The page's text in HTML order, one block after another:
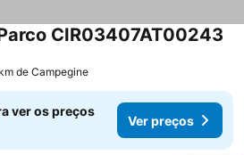
CIR03407AT00243
de Campegine
ver os preços
Ver preços